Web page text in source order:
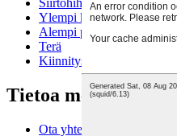
Siirtohihna
Ylempi kiinnitysrulla
Alempi painerulla
Terä
Kiinnityslaitteen filmiholkki
Tietoa meistä
Ota yhteyttä